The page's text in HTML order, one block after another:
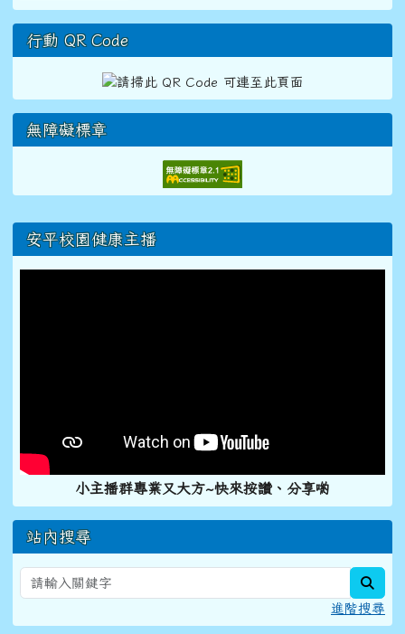
行動 QR Code
無障礙標章
右邊區域內容
安平校園健康主播
小主播群專業又大方~快來按讚、分享喲
站內搜尋
進階搜尋